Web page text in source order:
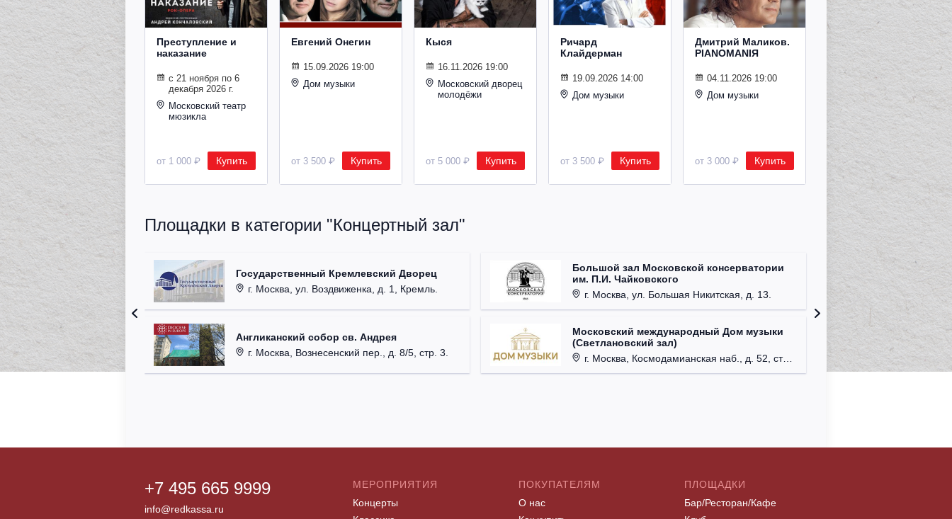
Преступление и
наказание
с 21 ноября по 6
декабря 2026 г.
Московский театр
мюзикла
от 1 000 ₽ Купить
Евгений Онегин
15.09.2026 19:00
Дом музыки
от 3 500 ₽ Купить
Кыся
16.11.2026 19:00
Московский дворец
молодёжи
от 5 000 ₽ Купить
Ричард
Клайдерман
19.09.2026 14:00
Дом музыки
от 3 500 ₽ Купить
Дмитрий Маликов.
PIANOMANIЯ
04.11.2026 19:00
Дом музыки
от 3 000 ₽ Купить
Рождественский
концерт
Владимира
Спивакова
24.12.2026 19:00
Дом музыки
от 8 500 ₽ Купить
Площадки в категории "Концертный зал"
Государственный Кремлевский Дворец
г. Москва, ул. Воздвиженка, д. 1, Кремль.
Англиканский собор св. Андрея
г. Москва, Вознесенский пер., д. 8/5, стр. 3.
Большой зал Московской консерватории
им. П.И. Чайковского
г. Москва, ул. Большая Никитская, д. 13.
Московский международный Дом музыки
(Светлановский зал)
г. Москва, Космодамианская наб., д. 52, стр. 8.
г.
Клуб
г.
+7 495 665 9999
info@redkassa.ru
МЕРОПРИЯТИЯ
Концерты
ПОКУПАТЕЛЯМ
О нас
ПЛОЩАДКИ
Бар/Ресторан/Кафе